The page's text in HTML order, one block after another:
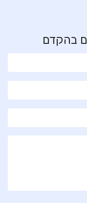
בהקדם